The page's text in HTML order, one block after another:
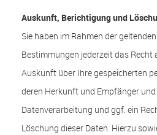
Auskunft, Berichtigung und
Sie haben im Rahmen der
Bestimmungen jederzeit das
Auskunft über Ihre gespeicherten
deren Herkunft und Empfänger
Datenverarbeitung und ggf. ein
Löschung dieser Daten. Hierzu